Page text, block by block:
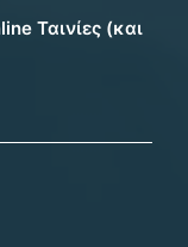
Ταινίες (και